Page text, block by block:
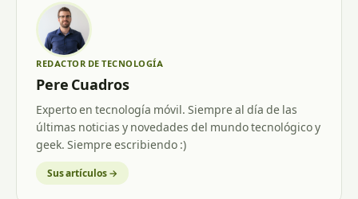
REDACTOR DE TECNOLOGÍA
Pere Cuadros
Experto en tecnología móvil. Siempre al día de las
últimas noticias y novedades del mundo tecnológico y
geek. Siempre escribiendo :)
Sus artículos →